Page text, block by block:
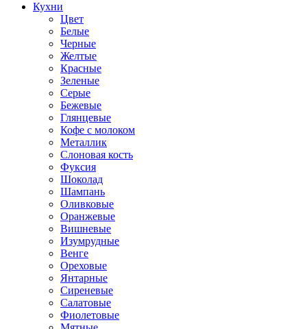
Кухни
Цвет
Белые
Черные
Желтые
Красные
Зеленые
Серые
Бежевые
Глянцевые
Кофе с молоком
Металлик
Слоновая кость
Фуксия
Шоколад
Шампань
Оливковые
Оранжевые
Вишневые
Изумрудные
Венге
Ореховые
Янтарные
Сиреневые
Салатовые
Фиолетовые